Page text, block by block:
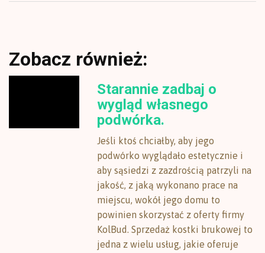
Zobacz również:
Starannie zadbaj o
wygląd własnego
podwórka.
Jeśli ktoś chciałby, aby jego
podwórko wyglądało estetycznie i
aby sąsiedzi z zazdrością patrzyli na
jakość, z jaką wykonano prace na
miejscu, wokół jego domu to
powinien skorzystać z oferty firmy
KolBud. Sprzedaż kostki brukowej to
jedna z wielu usług, jakie oferuje